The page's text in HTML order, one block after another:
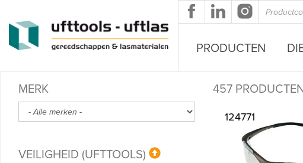
PRODUCTEN
MERK
VEILIGHEID (UFTTOOLS)
457
124771